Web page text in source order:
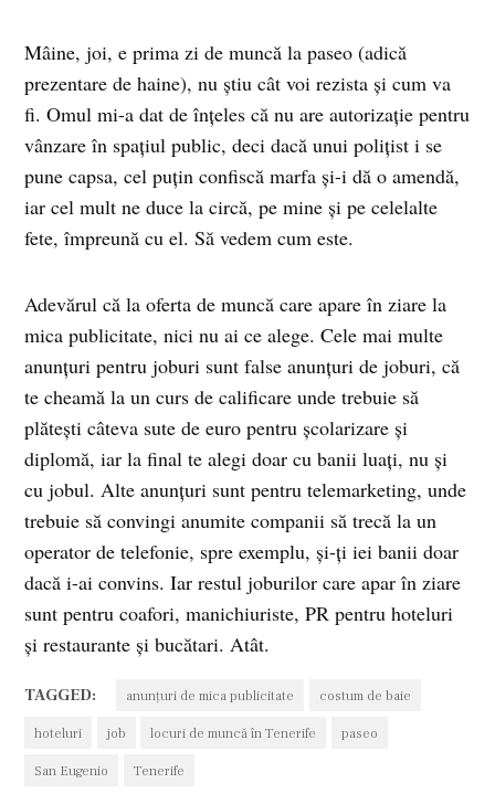
Mâine, joi, e prima zi de muncă la paseo (adică
prezentare de haine), nu ştiu cât voi rezista şi cum va
fi. Omul mi-a dat de înţeles că nu are autorizaţie pentru
vânzare în spaţiul public, deci dacă unui poliţist i se
pune capsa, cel puţin confiscă marfa şi-i dă o amendă,
iar cel mult ne duce la circă, pe mine şi pe celelalte
fete, împreună cu el. Să vedem cum este.
Adevărul că la oferta de muncă care apare în ziare la
mica publicitate, nici nu ai ce alege. Cele mai multe
anunţuri pentru joburi sunt false anunţuri de joburi, că
te cheamă la un curs de calificare unde trebuie să
plăteşti câteva sute de euro pentru şcolarizare şi
diplomă, iar la final te alegi doar cu banii luaţi, nu şi
cu jobul. Alte anunţuri sunt pentru telemarketing, unde
trebuie să convingi anumite companii să trecă la un
operator de telefonie, spre exemplu, şi-ţi iei banii doar
dacă i-ai convins. Iar restul joburilor care apar în ziare
sunt pentru coafori, manichiuriste, PR pentru hoteluri
şi restaurante şi bucătari. Atât.
TAGGED: anunţuri de mica publicitate costum de baie
hoteluri job locuri de muncă în Tenerife paseo
San Eugenio Tenerife